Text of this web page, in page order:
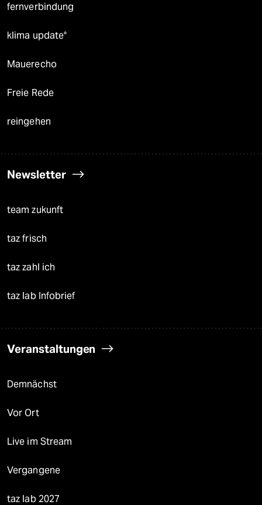
fernverbindung
klima update°
Mauerecho
Freie Rede
reingehen
Newsletter
team zukunft
taz frisch
taz zahl ich
taz lab Infobrief
Veranstaltungen
Demnächst
Vor Ort
Live im Stream
Vergangene
taz lab 2027